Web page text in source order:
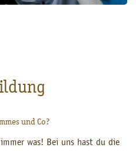
und Co?
was! Bei uns hast du die